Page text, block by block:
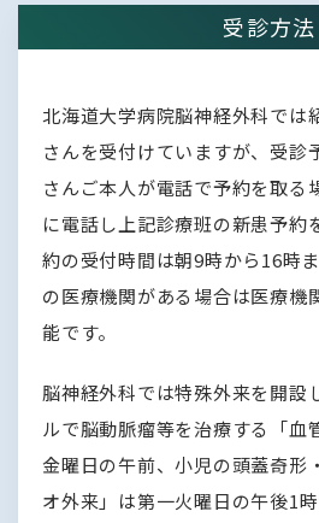
受診方法
北海道大学病院脳神経外科では
さんを受付けていますが、受診
さんご本人が電話で予約を取る
に電話し上記診療班の新患予約
約の受付時間は朝9時から16時
の医療機関がある場合は医療機
能です。
脳神経外科では特殊外来を開設
ルで脳動脈瘤等を治療する「血
金曜日の午前、小児の頭蓋奇形
オ外来」は第一火曜日の午後1